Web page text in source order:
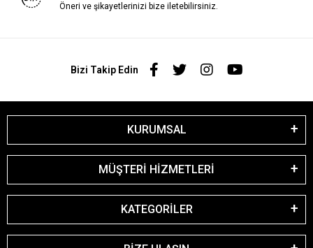
Öneri ve şikayetlerinizi bize iletebilirsiniz.
Bizi Takip Edin
KURUMSAL
MÜŞTERİ HİZMETLERİ
KATEGORİLER